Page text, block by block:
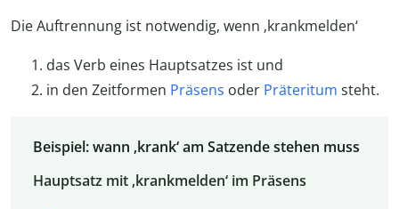
Die Auftrennung ist notwendig, wenn ‚krankmelden‘
das Verb eines Hauptsatzes ist und
in den Zeitformen Präsens oder Präteritum steht.
Beispiel: wann ‚krank‘ am Satzende stehen muss
Hauptsatz mit ‚krankmelden‘ im Präsens